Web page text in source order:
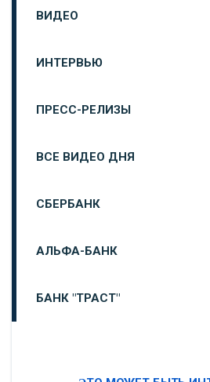
ВИДЕО
ИНТЕРВЬЮ
ПРЕСС-РЕЛИЗЫ
ВСЕ ВИДЕО ДНЯ
СБЕРБАНК
АЛЬФА-БАНК
БАНК "ТРАСТ"